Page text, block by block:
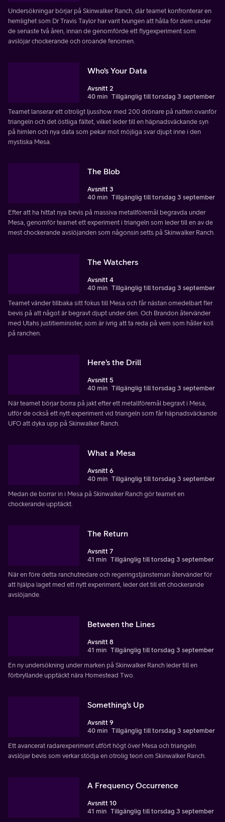
Undersökningar börjar på Skinwalker Ranch, där teamet konfronterar en
hemlighet som Dr Travis Taylor har varit tvungen att hålla för dem under
de senaste två åren, innan de genomförde ett flygexperiment som
avslöjar chockerande och oroande fenomen.
Who's Your Data
Avsnitt 2
40 min Tillgänglig till torsdag 3 september
Teamet lanserar ett otroligt ljusshow med 200 drönare på natten ovanför
triangeln och det östliga fältet, vilket leder till en häpnadsväckande syn
på himlen och nya data som pekar mot möjliga svar djupt inne i den
mystiska Mesa.
The Blob
Avsnitt 3
40 min Tillgänglig till torsdag 3 september
Efter att ha hittat nya bevis på massiva metallföremål begravda under
Mesa, genomför teamet ett experiment i triangeln som leder till en av de
mest chockerande avslöjanden som någonsin setts på Skinwalker Ranch.
The Watchers
Avsnitt 4
40 min Tillgänglig till torsdag 3 september
Teamet vänder tillbaka sitt fokus till Mesa och får nästan omedelbart fler
bevis på att något är begravt djupt under den. Och Brandon återvänder
med Utahs justitieminister, som är ivrig att ta reda på vem som håller koll
på ranchen.
Here's the Drill
Avsnitt 5
40 min Tillgänglig till torsdag 3 september
När teamet börjar borra på jakt efter ett metallföremål begravt i Mesa,
utför de också ett nytt experiment vid triangeln som får häpnadsväckande
UFO att dyka upp på Skinwalker Ranch.
What a Mesa
Avsnitt 6
40 min Tillgänglig till torsdag 3 september
Medan de borrar in i Mesa på Skinwalker Ranch gör teamet en
chockerande upptäckt.
The Return
Avsnitt 7
41 min Tillgänglig till torsdag 3 september
När en före detta ranchutredare och regeringstjänsteman återvänder för
att hjälpa laget med ett nytt experiment, leder det till ett chockerande
avslöjande.
Between the Lines
Avsnitt 8
41 min Tillgänglig till torsdag 3 september
En ny undersökning under marken på Skinwalker Ranch leder till en
förbryllande upptäckt nära Homestead Two.
Something's Up
Avsnitt 9
40 min Tillgänglig till torsdag 3 september
Ett avancerat radarexperiment utfört högt över Mesa och triangeln
avslöjar bevis som verkar stödja en otrolig teori om Skinwalker Ranch.
A Frequency Occurrence
Avsnitt 10
41 min Tillgänglig till torsdag 3 september